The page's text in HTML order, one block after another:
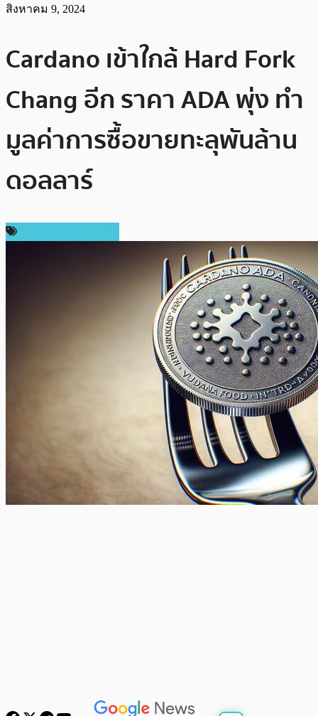
สิงหาคม 9, 2024
Cardano เข้าใกล้ Hard Fork
Chang อีก ราคา ADA พุ่ง ทำ
มูลค่าการซื้อขายทะลุพันล้าน
ดอลลาร์